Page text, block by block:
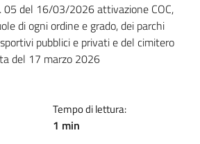
notizia
05 del 16/03/2026 attivazione COC,
di ogni ordine e grado, dei parchi
pubblici e privati e del cimitero
del 17 marzo 2026
Tempo di lettura:
1 min